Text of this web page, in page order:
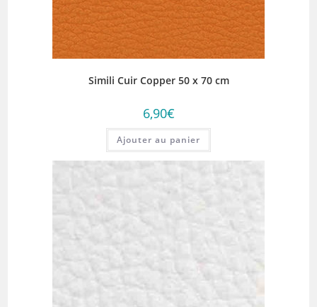
Simili Cuir Copper 50 x 70 cm
6,90€
Ajouter au panier